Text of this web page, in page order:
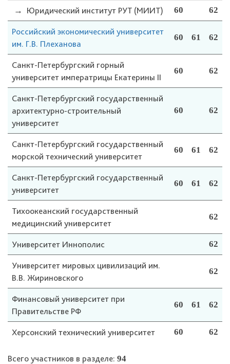
→ Юридический институт РУТ (МИИТ) 60 62
Российский экономический университет
им. Г.В. Плеханова
60 61 62
Санкт-Петербургский горный
университет императрицы Екатерины II
60 62
Санкт-Петербургский государственный
архитектурно-строительный
университет
60 62
Санкт-Петербургский государственный
морской технический университет
60 61 62
Санкт-Петербургский государственный
университет
60 61 62
Тихоокеанский государственный
медицинский университет
62
Университет Иннополис 62
Университет мировых цивилизаций им.
В.В. Жириновского
62
Финансовый университет при
Правительстве РФ
60 61 62
Херсонский технический университет 60 62
Всего участников в разделе: 94